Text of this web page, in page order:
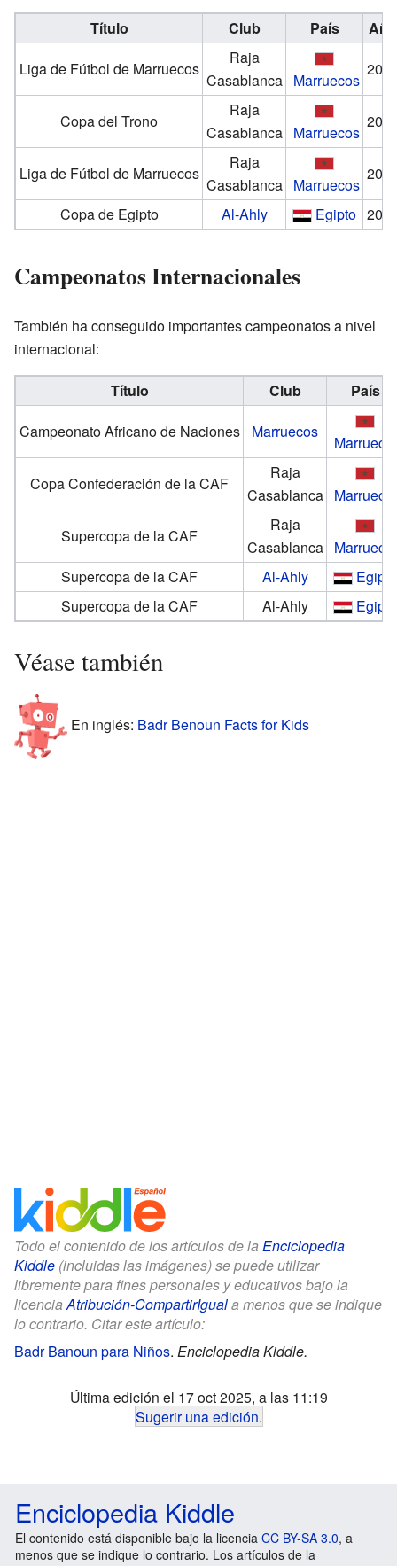
Título Club País
Año
Liga de Fútbol de Marruecos
Raja
Casablanca Marruecos
Copa del Trono
Raja
Casablanca Marruecos
Liga de Fútbol de Marruecos
Raja
Casablanca Marruecos
Copa de Egipto
Al-Ahly Egipto
Campeonatos Internacionales
También ha conseguido importantes campeonatos a nivel
internacional:
Título Club
País
Campeonato Africano de Naciones
Marruecos
Copa Confederación de la CAF
Raja
Casablanca
Supercopa de la CAF
Raja
Casablanca
Supercopa de la CAF
Al-Ahly
Egipto
Supercopa de la CAF
Al-Ahly Egipto
Véase también
En inglés: Badr Benoun Facts for Kids
Todo el contenido de los artículos de la Enciclopedia
Kiddle (incluidas las imágenes) se puede utilizar
libremente para fines personales y educativos bajo la
licenciaAtribución-CompartirIguala menos que se indique
lo contrario. Citar este artículo:
Badr Banoun para Niños. Enciclopedia Kiddle.
Última edición el 17 oct 2025, a las 11:19
Sugerir una edición.
Enciclopedia Kiddle
El contenido está disponible bajo la licencia CC BY-SA 3.0, a
menos que se indique lo contrario. Los artículos de la